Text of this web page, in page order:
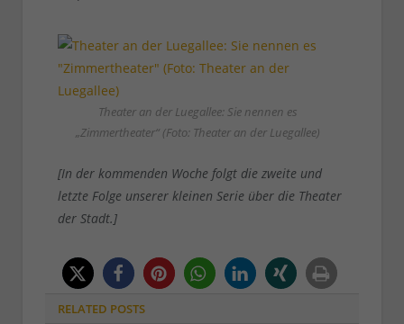
Theater an der Luegallee: Sie nennen es
„Zimmertheater“ (Foto: Theater an der Luegallee)
[In der kommenden Woche folgt die zweite und
letzte Folge unserer kleinen Serie über die Theater
der Stadt.]
RELATED POSTS